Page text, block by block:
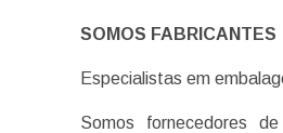
SOMOS FABRICANTES
Especialistas em
Somos fornecedores